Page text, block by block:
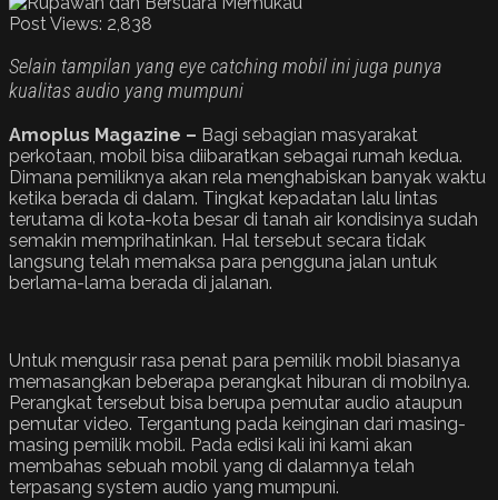
Post Views: 2,838
Selain tampilan yang eye catching mobil ini juga punya
kualitas audio yang mumpuni
Amoplus Magazine – Bagi sebagian masyarakat
perkotaan, mobil bisa diibaratkan sebagai rumah kedua.
Dimana pemiliknya akan rela menghabiskan banyak waktu
ketika berada di dalam. Tingkat kepadatan lalu lintas
terutama di kota-kota besar di tanah air kondisinya sudah
semakin memprihatinkan. Hal tersebut secara tidak
langsung telah memaksa para pengguna jalan untuk
berlama-lama berada di jalanan.
Untuk mengusir rasa penat para pemilik mobil biasanya
memasangkan beberapa perangkat hiburan di mobilnya.
Perangkat tersebut bisa berupa pemutar audio ataupun
pemutar video. Tergantung pada keinginan dari masing-
masing pemilik mobil. Pada edisi kali ini kami akan
membahas sebuah mobil yang di dalamnya telah
terpasang system audio yang mumpuni.